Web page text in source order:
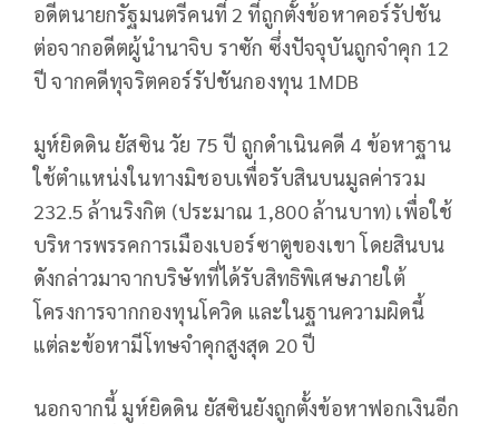
อดีตนายกรัฐมนตรีคนที่ 2 ที่ถูกตั้งข้อหาคอร์รัปชัน
ต่อจากอดีตผู้นำนาจิบ ราซัก ซึ่งปัจจุบันถูกจำคุก 12
ปี จากคดีทุจริตคอร์รัปชันกองทุน 1MDB
มูห์ยิดดิน ยัสซิน วัย 75 ปี ถูกดำเนินคดี 4 ข้อหาฐาน
ใช้ตำแหน่งในทางมิชอบเพื่อรับสินบนมูลค่ารวม
232.5 ล้านริงกิต (ประมาณ 1,800 ล้านบาท) เพื่อใช้
บริหารพรรคการเมืองเบอร์ซาตูของเขา โดยสินบน
ดังกล่าวมาจากบริษัทที่ได้รับสิทธิพิเศษภายใต้
โครงการจากกองทุนโควิด และในฐานความผิดนี้
แต่ละข้อหามีโทษจำคุกสูงสุด 20 ปี
นอกจากนี้ มูห์ยิดดิน ยัสซินยังถูกตั้งข้อหาฟอกเงินอีก